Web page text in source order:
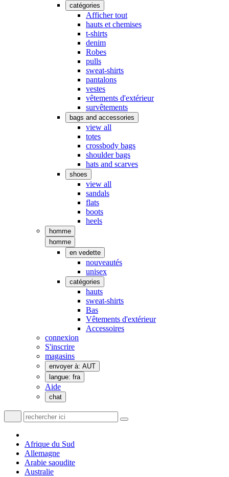
catégories
Afficher tout
hauts et chemises
t-shirts
denim
Robes
pulls
sweat-shirts
pantalons
vestes
vêtements d'extérieur
survêtements
bags and accessories
view all
totes
crossbody bags
shoulder bags
hats and scarves
shoes
view all
sandals
flats
boots
heels
homme
homme
en vedette
nouveautés
unisex
catégories
hauts
sweat-shirts
Bas
Vêtements d'extérieur
Accessoires
connexion
S'inscrire
magasins
envoyer à: AUT
langue: fra
Aide
chat
Afrique du Sud
Allemagne
Arabie saoudite
Australie